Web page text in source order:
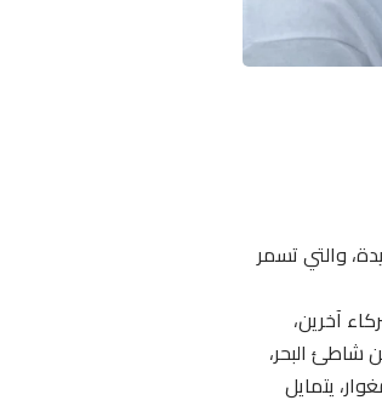
لدكالة بالجديدة، والتي تسمر
آخرين،
شاطئ البحر،
يتمايل